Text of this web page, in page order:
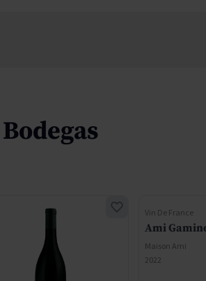
Bodegas
Vin De France
Ami
Maison Ami
2022